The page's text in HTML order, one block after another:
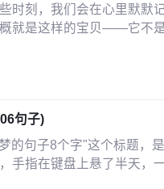
时刻，我们会在心里默默
就是这样的宝贝——它不
句子)
的句子8个字"这个标题，
手指在键盘上悬了半天，